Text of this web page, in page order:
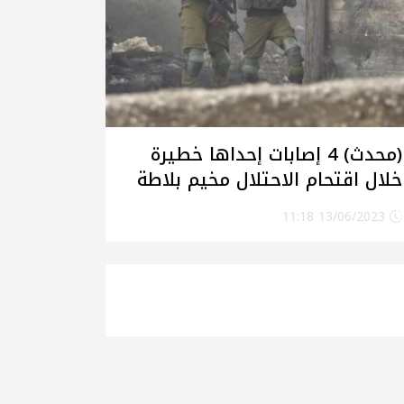
(محدث) 4 إصابات إحداها خطيرة
خلال اقتحام الاحتلال مخيم بلاطة
شرق نابلس